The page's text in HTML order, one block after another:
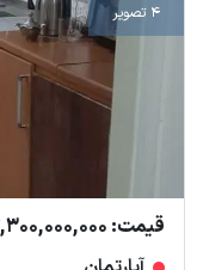
4 تصویر
قیمت: 7,300,000,000 تومان